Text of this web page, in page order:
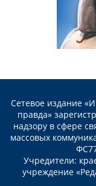
Сетевое издание
правда»
надзору в сфере
массовых
Учредители:
учреждение